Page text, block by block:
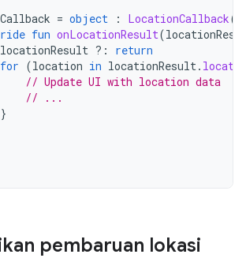
= object : LocationCallback()
fun onLocationResult(
locationResult ?:
return
for (location in locationResult.
// Update UI with location data
// ...
}
pembaruan lokasi